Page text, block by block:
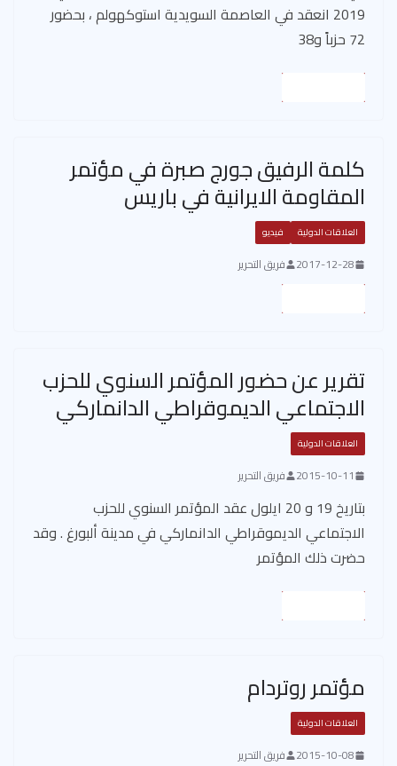
2019 انعقد في العاصمة السويدية استوكهولم ، بحضور
72 حزباً و38
كلمة الرفيق جورج صبرة في مؤتمر
المقاومة الايرانية في باريس
العلاقات الدولية فيديو
2017-12-28 فريق التحرير
تقرير عن حضور المؤتمر السنوي للحزب
الاجتماعي الديموقراطي الدانماركي
العلاقات الدولية
2015-10-11 فريق التحرير
بتاريخ 19 و 20 ايلول عقد المؤتمر السنوي للحزب
الاجتماعي الديموقراطي الدانماركي في مدينة ألبورغ . وقد
حضرت ذلك المؤتمر
مؤتمر روتردام
العلاقات الدولية
2015-10-08 فريق التحرير